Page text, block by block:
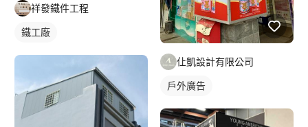
祥發鐵件工程
鐵工廠
仩凱設計有限公司
戶外廣告